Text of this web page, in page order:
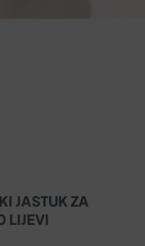
JASTUK ZA
LIJEVI